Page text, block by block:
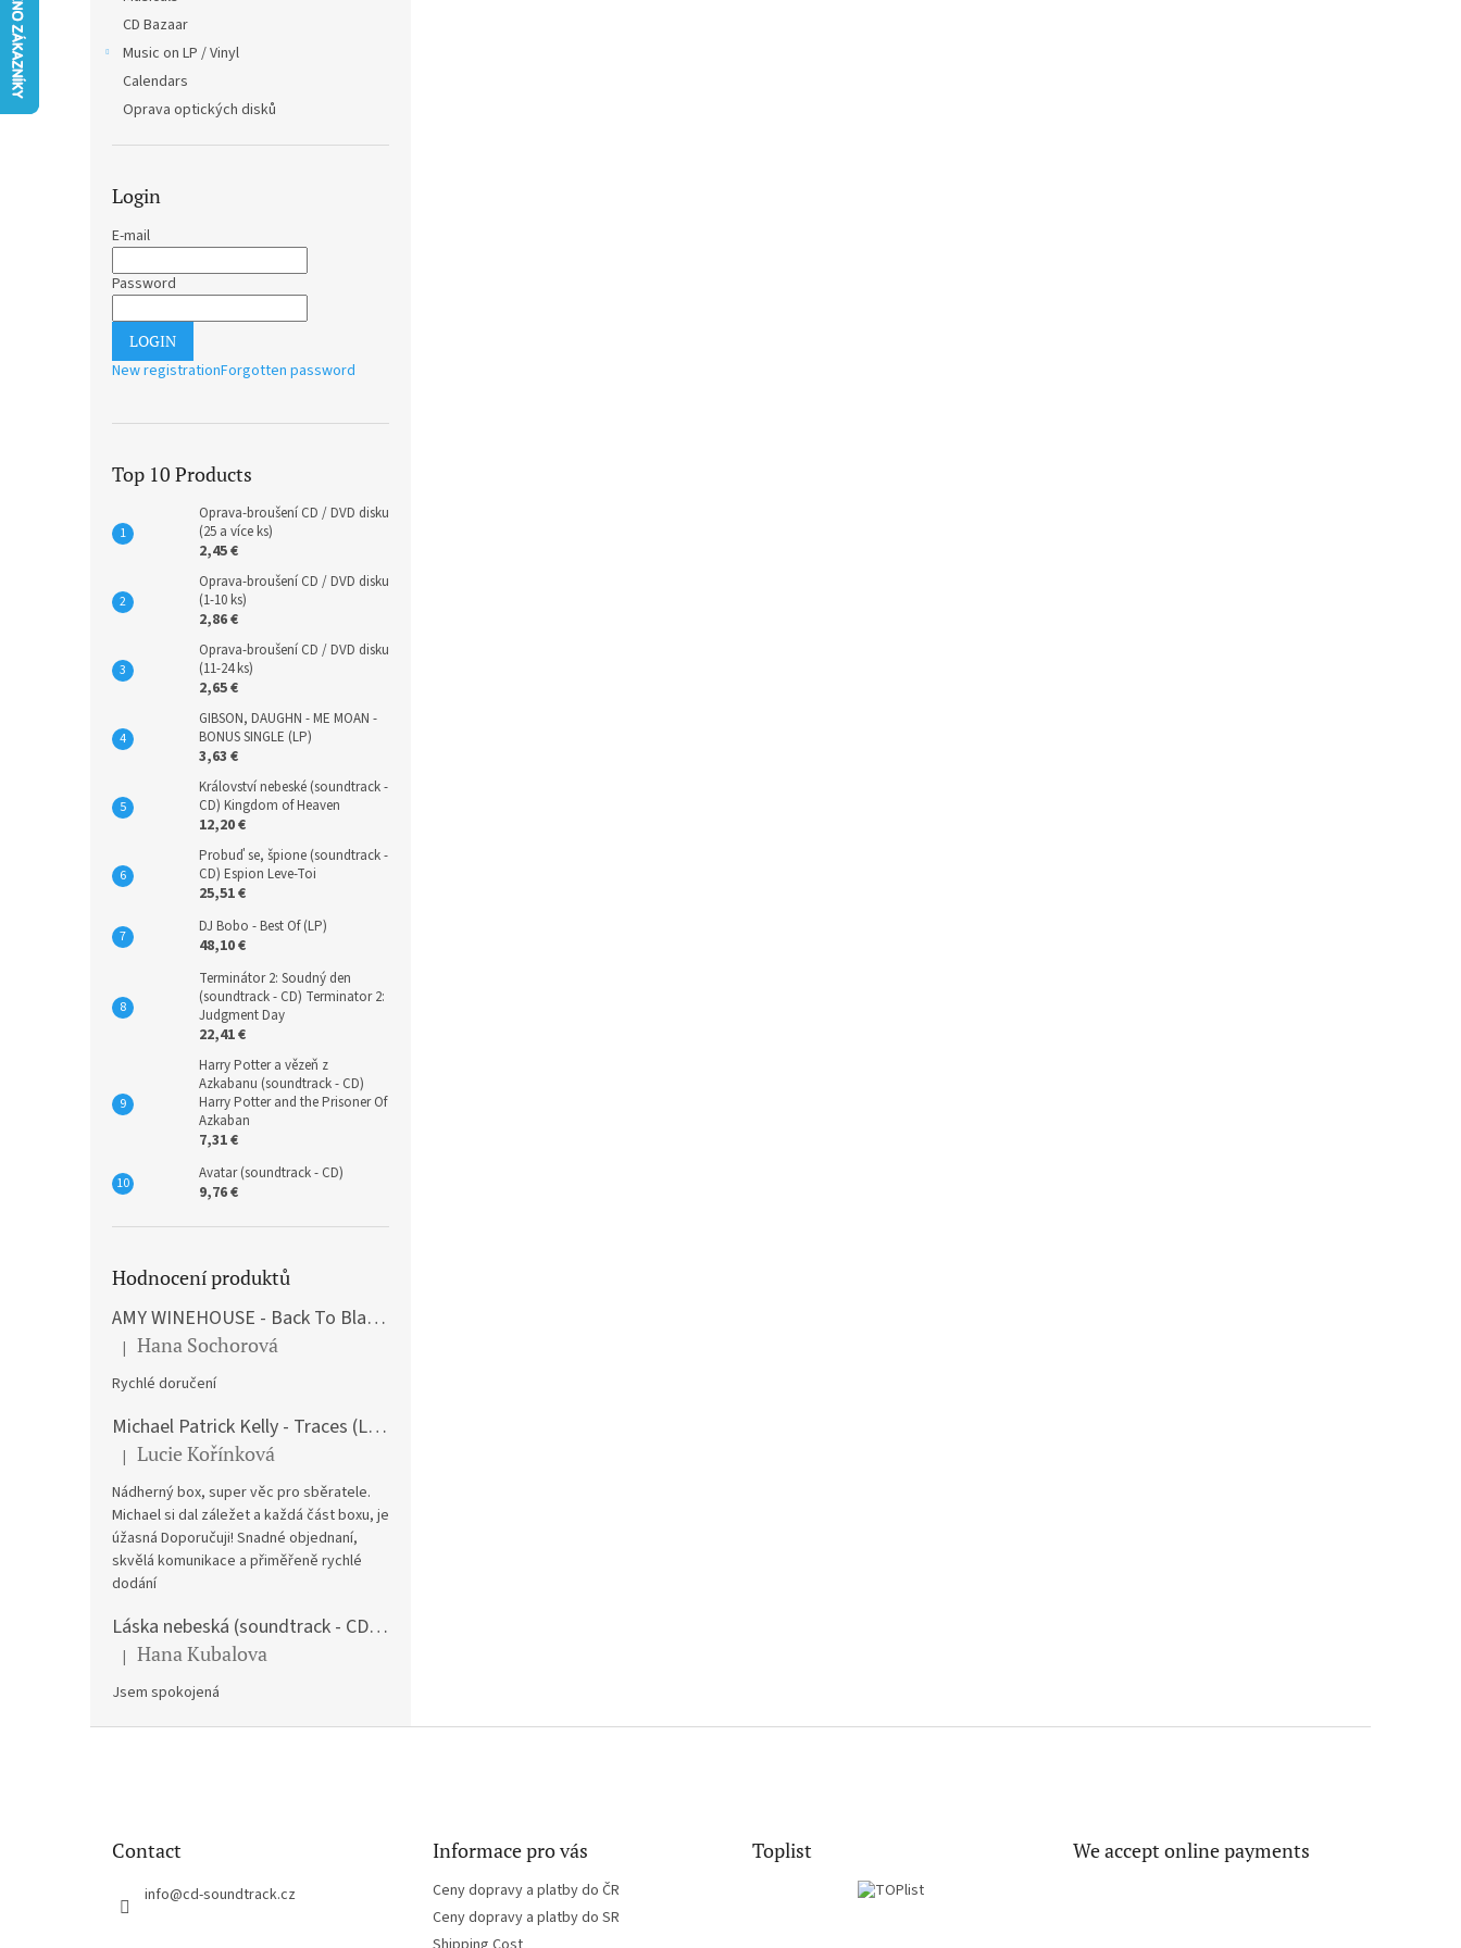
CD Bazaar
Music on LP / Vinyl
Calendars
Oprava optických disků
Login
E-mail
Password
LOGIN
New registrationForgotten password
Top 10 Products
Oprava-broušení CD / DVD disku
(25 a více ks)
2,45 €
Oprava-broušení CD / DVD disku
(1-10 ks)
2,86 €
Oprava-broušení CD / DVD disku
(11-24 ks)
2,65 €
GIBSON, DAUGHN - ME MOAN -
BONUS SINGLE (LP)
3,63 €
Království nebeské (soundtrack -
CD) Kingdom of Heaven
12,20 €
Probuď se, špione (soundtrack -
CD) Espion Leve-Toi
25,51 €
DJ Bobo - Best Of (LP)
48,10 €
Terminátor 2: Soudný den
(soundtrack - CD) Terminator 2:
Judgment Day
22,41 €
Harry Potter a vězeň z
Azkabanu (soundtrack - CD)
Harry Potter and the Prisoner Of
Azkaban
7,31 €
Avatar (soundtrack - CD)
9,76 €
Hodnocení produktů
AMY WINEHOUSE - Back To Black (LP)
The product rating is 5 out of 5 stars.
| Hana Sochorová
Rychlé doručení
Michael Patrick Kelly - Traces (Limited Edition) (Premium Box-Set) (LP)
The product rating is 5 out of 5 stars.
| Lucie Kořínková
Nádherný box, super věc pro sběratele.
Michael si dal záležet a každá část boxu, je
úžasná Doporučuji! Snadné objednaní,
skvělá komunikace a přiměřeně rychlé
dodání
Láska nebeská (soundtrack - CD) Love Actually
The product rating is 5 out of 5 stars.
| Hana Kubalova
Jsem spokojená
Contact
info@cd-soundtrack.cz
Informace pro vás
Ceny dopravy a platby do ČR
Ceny dopravy a platby do SR
Toplist We accept online payments